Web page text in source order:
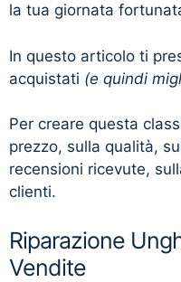
la tua giornata
In questo articolo ti
acquistati (e quindi
Per creare questa
prezzo, sulla qualità,
recensioni ricevute,
clienti.
Riparazione
Vendite